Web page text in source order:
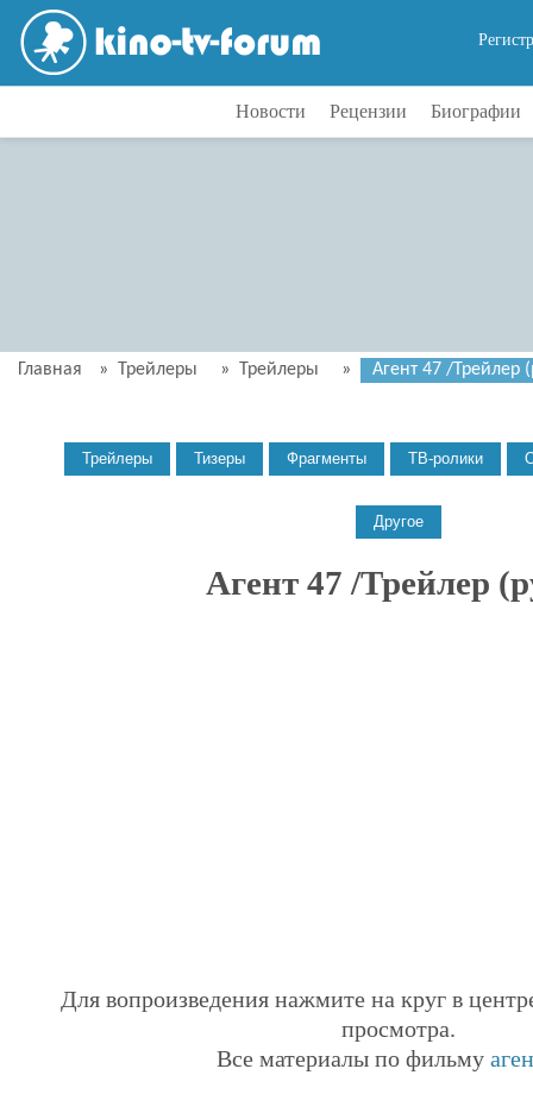
Новости Рецензии Биографии
Главная » Трейлеры » Трейлеры » Агент 47 /Трейлер
Агент 47 /Трейлер
Для вопроизведения нажмите на круг в
просмотра.
Все материалы по фильму